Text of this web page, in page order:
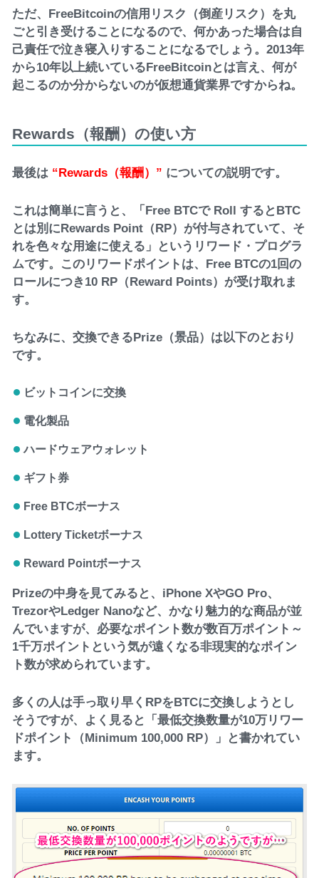
ただ、FreeBitcoinの信用リスク（倒産リスク）を丸
ごと引き受けることになるので、何かあった場合は自
己責任で泣き寝入りすることになるでしょう。2013年
から10年以上続いているFreeBitcoinとは言え、何が
起こるのか分からないのが仮想通貨業界ですからね。
Rewards（報酬）の使い方
最後は “Rewards（報酬）” についての説明です。
これは簡単に言うと、「Free BTCで Roll するとBTC
とは別にRewards Point（RP）が付与されていて、そ
れを色々な用途に使える」というリワード・プログラ
ムです。このリワードポイントは、Free BTCの1回の
ロールにつき10 RP（Reward Points）が受け取れま
す。
ちなみに、交換できるPrize（景品）は以下のとおり
です。
ビットコインに交換
電化製品
ハードウェアウォレット
ギフト券
Free BTCボーナス
Lottery Ticketボーナス
Reward Pointボーナス
Prizeの中身を見てみると、iPhone XやGO Pro、
TrezorやLedger Nanoなど、かなり魅力的な商品が並
んでいますが、必要なポイント数が数百万ポイント～
1千万ポイントという気が遠くなる非現実的なポイン
ト数が求められています。
多くの人は手っ取り早くRPをBTCに交換しようとし
そうですが、よく見ると「最低交換数量が10万リワー
ドポイント（Minimum 100,000 RP）」と書かれてい
ます。